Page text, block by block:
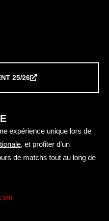
25/26
expérience unique lors de
, et profiter d’un
de matchs tout au long de